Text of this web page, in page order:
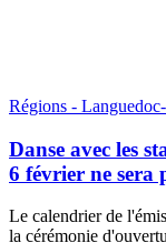
Régions -
Danse avec les
6 février ne sera
Le calendrier de
la cérémonie